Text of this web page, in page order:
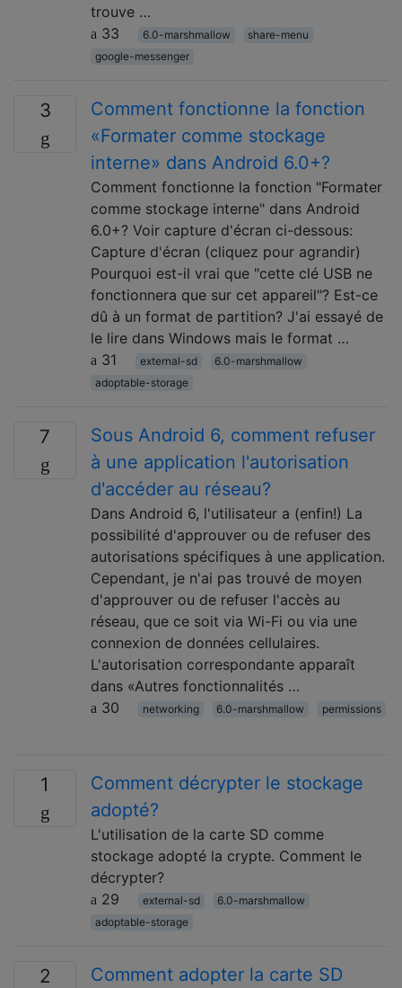
trouve …
33
6.0-marshmallow
share-menu
google-messenger
3
Comment fonctionne la fonction
«Formater comme stockage
interne» dans Android 6.0+?
Comment fonctionne la fonction "Formater
comme stockage interne" dans Android
6.0+? Voir capture d'écran ci-dessous:
Capture d'écran (cliquez pour agrandir)
Pourquoi est-il vrai que "cette clé USB ne
fonctionnera que sur cet appareil"? Est-ce
dû à un format de partition? J'ai essayé de
le lire dans Windows mais le format …
31
external-sd
6.0-marshmallow
adoptable-storage
7
Sous Android 6, comment refuser
à une application l'autorisation
d'accéder au réseau?
Dans Android 6, l'utilisateur a (enfin!) La
possibilité d'approuver ou de refuser des
autorisations spécifiques à une application.
Cependant, je n'ai pas trouvé de moyen
d'approuver ou de refuser l'accès au
réseau, que ce soit via Wi-Fi ou via une
connexion de données cellulaires.
L'autorisation correspondante apparaît
dans «Autres fonctionnalités …
30
networking 6.0-marshmallow permissions
1
Comment décrypter le stockage
adopté?
L'utilisation de la carte SD comme
stockage adopté la crypte. Comment le
décrypter?
29
external-sd
6.0-marshmallow
adoptable-storage
2
Comment adopter la carte SD